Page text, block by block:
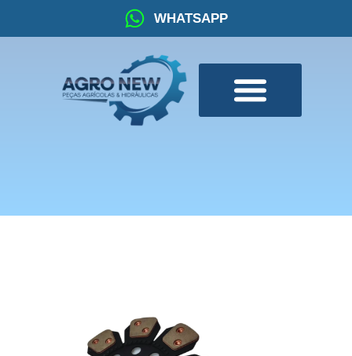
WHATSAPP